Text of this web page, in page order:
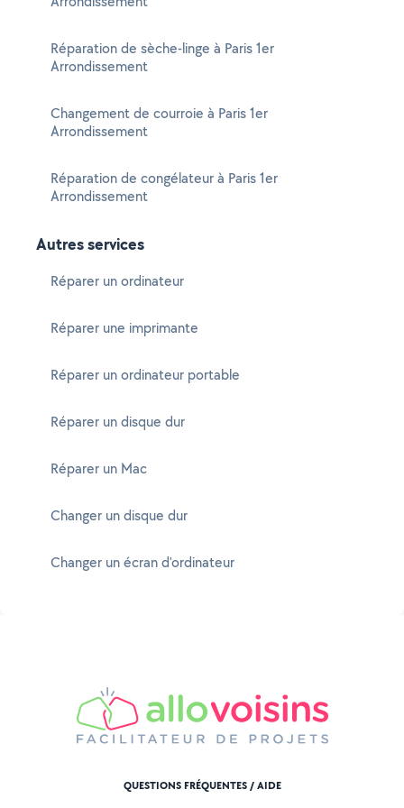
Réparation de sèche-linge à Paris 1er
Arrondissement
Changement de courroie à Paris 1er
Arrondissement
Réparation de congélateur à Paris 1er
Arrondissement
Autres services
Réparer un ordinateur
Réparer une imprimante
Réparer un ordinateur portable
Réparer un disque dur
Réparer un Mac
Changer un disque dur
Changer un écran d'ordinateur
QUESTIONS FRÉQUENTES / AIDE